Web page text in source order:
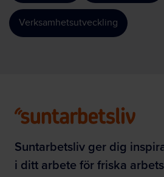
Verksamhetsutveckling
Suntarbetsliv ger dig
i ditt arbete för friska